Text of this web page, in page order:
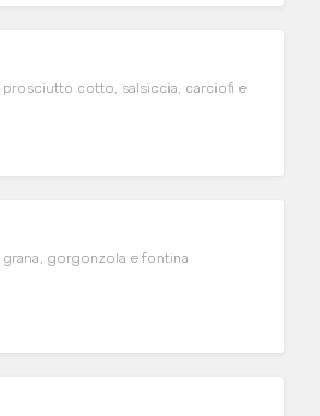
cotto, salsiccia, carciofi e
gorgonzola e fontina